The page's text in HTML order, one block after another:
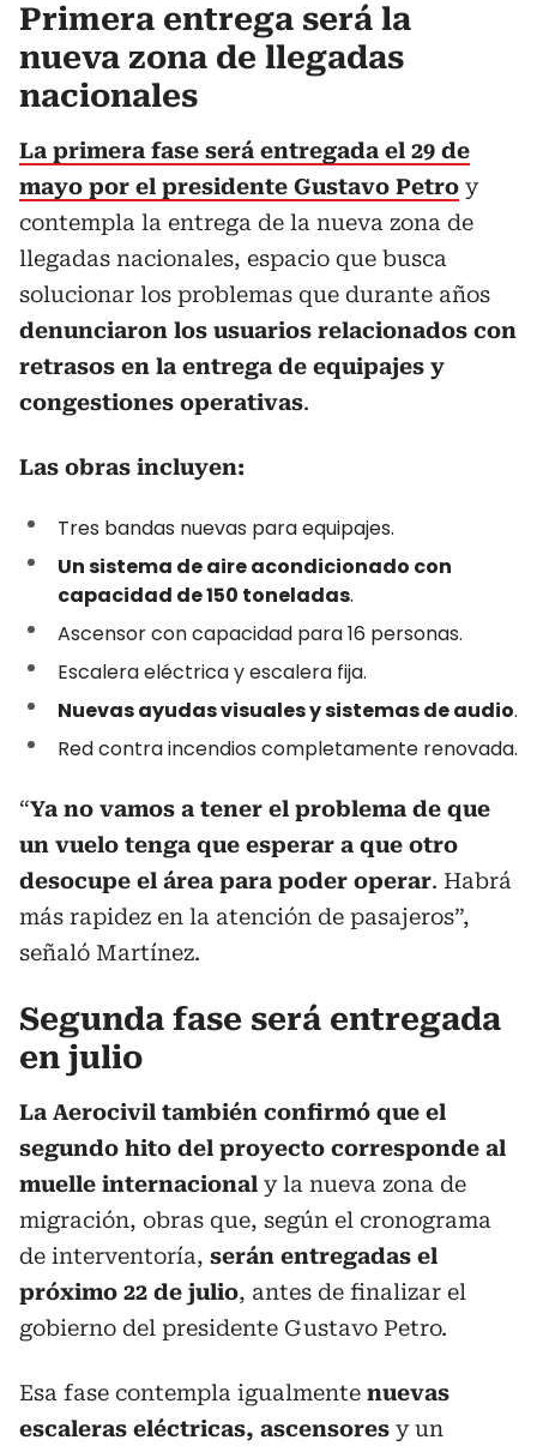
Primera entrega será la
nueva zona de llegadas
nacionales
La primera fase será entregada el 29 de
mayo por el presidente Gustavo Petro y
contempla la entrega de la nueva zona de
llegadas nacionales, espacio que busca
solucionar los problemas que durante años
denunciaron los usuarios relacionados con
retrasos en la entrega de equipajes y
congestiones operativas.
Las obras incluyen:
Tres bandas nuevas para equipajes.
Un sistema de aire acondicionado con
capacidad de 150 toneladas.
Ascensor con capacidad para 16 personas.
Escalera eléctrica y escalera fija.
Nuevas ayudas visuales y sistemas de audio.
Red contra incendios completamente renovada.
“Ya no vamos a tener el problema de que
un vuelo tenga que esperar a que otro
desocupe el área para poder operar. Habrá
más rapidez en la atención de pasajeros”,
señaló Martínez.
Segunda fase será entregada
en julio
La Aerocivil también confirmó que el
segundo hito del proyecto corresponde al
muelle internacional y la nueva zona de
migración, obras que, según el cronograma
de interventoría, serán entregadas el
próximo 22 de julio, antes de finalizar el
gobierno del presidente Gustavo Petro.
Esa fase contempla igualmente nuevas
escaleras eléctricas, ascensores y un